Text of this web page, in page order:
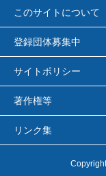
このサイトについて
登録団体募集中
サイトポリシー
著作権等
リンク集